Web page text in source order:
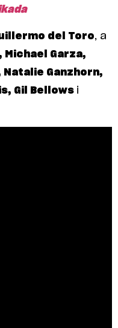
del Toro, a
Garza,
Natalie Ganzhorn,
Gil Bellows i